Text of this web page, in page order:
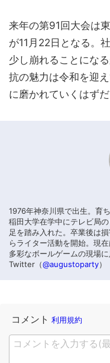
来年の第91回大会は
が11月22日となる。
少し崩れることにな
抗の魅力は令和を迎
に磨かれていくはずだ
1976年神奈川県で出生。育
稲田大学在学中にテレビ局
足を踏み入れた。卒業後は
らライター活動を開始。現
多彩なボールゲームの現場に
Twitter（@augustoparty）